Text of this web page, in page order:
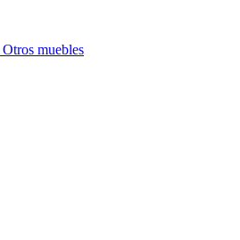
Otros muebles